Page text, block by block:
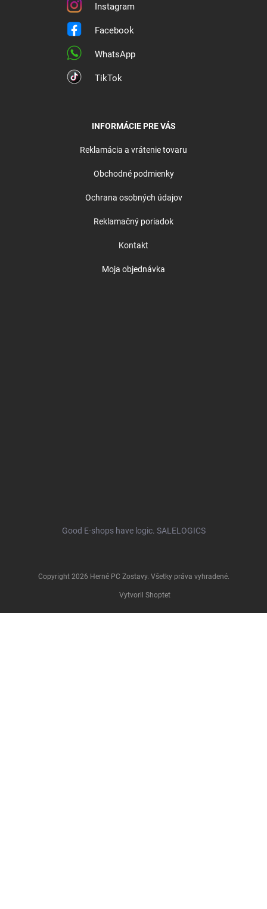
Instagram
Facebook
WhatsApp
TikTok
INFORMÁCIE PRE VÁS
Reklamácia a vrátenie tovaru
Obchodné podmienky
Ochrana osobných údajov
Reklamačný poriadok
Kontakt
Moja objednávka
Good E-shops have logic. SALELOGICS
Vytvoril Shoptet
Copyright 2026 Herné PC Zostavy. Všetky práva vyhradené.